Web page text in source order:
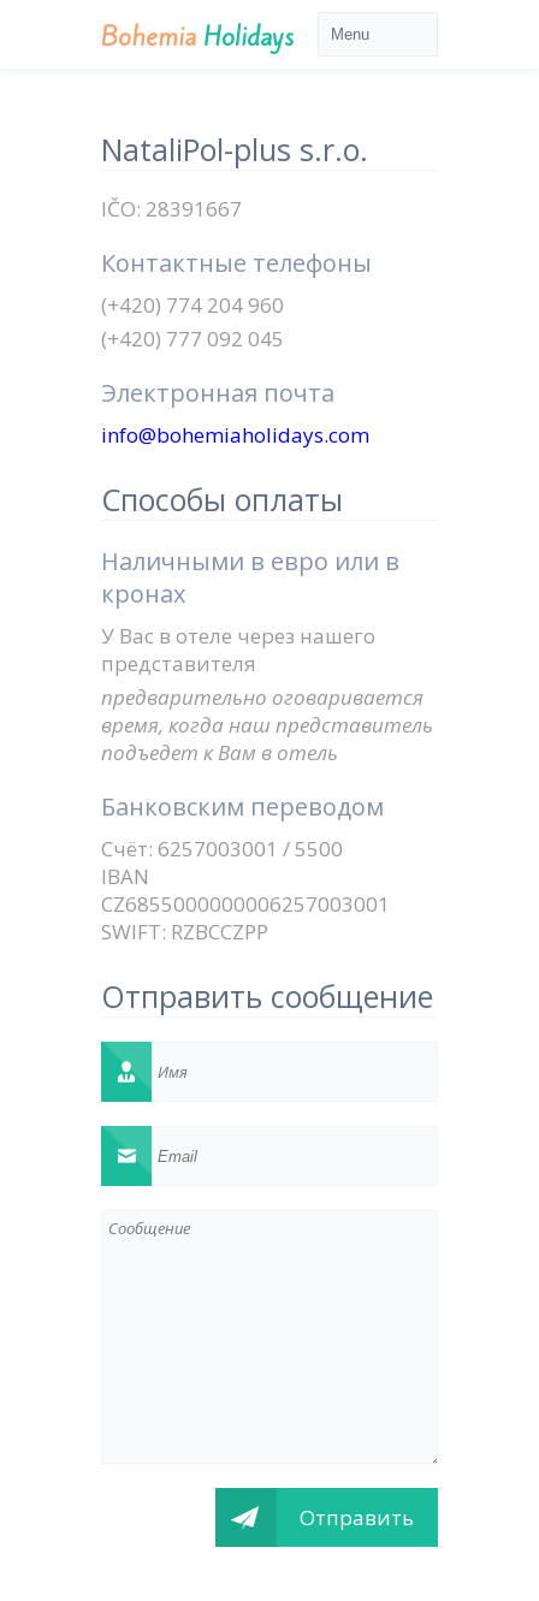
Bohemia Holidays
NataliPol-plus s.r.o.
IČO: 28391667
Контактные телефоны
(+420) 774 204 960
(+420) 777 092 045
Электронная почта
info@bohemiaholidays.com
Способы оплаты
Наличными в евро или в
кронах
У Вас в отеле через нашего
представителя
предварительно оговаривается
время, когда наш представитель
подъедет к Вам в отель
Банковским переводом
Cчёт: 6257003001 / 5500
IBAN
CZ6855000000006257003001
SWIFT: RZBCCZPP
Отправить сообщение